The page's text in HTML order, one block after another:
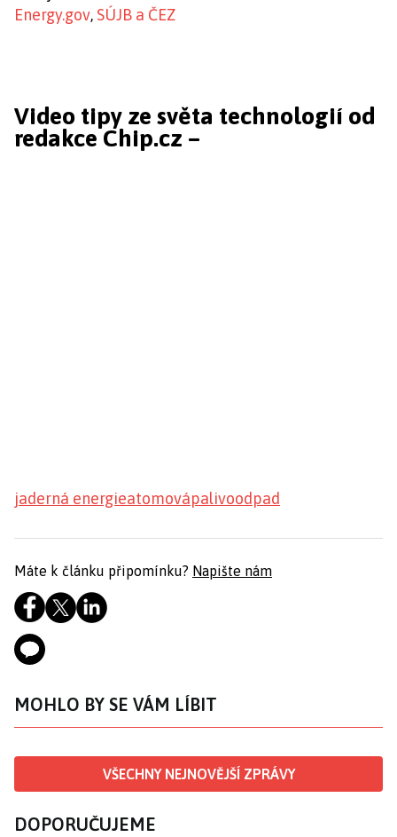
Energy.gov, SÚJB a ČEZ
Video tipy ze světa technologií od
redakce Chip.cz –
jaderná energieatomovápalivoodpad
Máte k článku připomínku? Napište nám
MOHLO BY SE VÁM LÍBIT
VŠECHNY NEJNOVĚJŠÍ ZPRÁVY
DOPORUČUJEME